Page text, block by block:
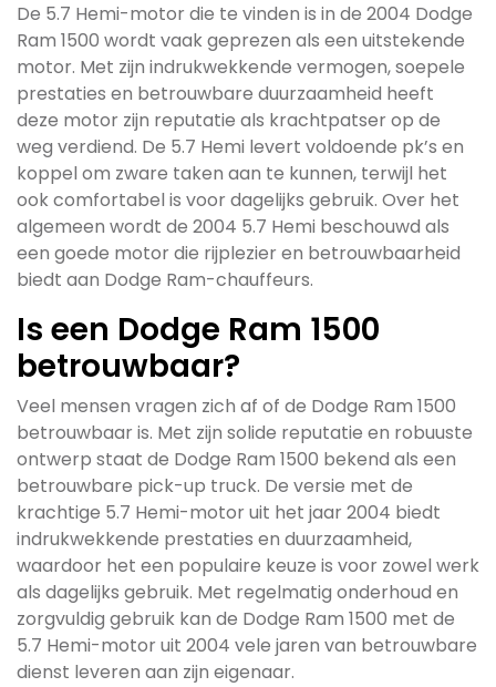
De 5.7 Hemi-motor die te vinden is in de 2004 Dodge
Ram 1500 wordt vaak geprezen als een uitstekende
motor. Met zijn indrukwekkende vermogen, soepele
prestaties en betrouwbare duurzaamheid heeft
deze motor zijn reputatie als krachtpatser op de
weg verdiend. De 5.7 Hemi levert voldoende pk’s en
koppel om zware taken aan te kunnen, terwijl het
ook comfortabel is voor dagelijks gebruik. Over het
algemeen wordt de 2004 5.7 Hemi beschouwd als
een goede motor die rijplezier en betrouwbaarheid
biedt aan Dodge Ram-chauffeurs.
Is een Dodge Ram 1500
betrouwbaar?
Veel mensen vragen zich af of de Dodge Ram 1500
betrouwbaar is. Met zijn solide reputatie en robuuste
ontwerp staat de Dodge Ram 1500 bekend als een
betrouwbare pick-up truck. De versie met de
krachtige 5.7 Hemi-motor uit het jaar 2004 biedt
indrukwekkende prestaties en duurzaamheid,
waardoor het een populaire keuze is voor zowel werk
als dagelijks gebruik. Met regelmatig onderhoud en
zorgvuldig gebruik kan de Dodge Ram 1500 met de
5.7 Hemi-motor uit 2004 vele jaren van betrouwbare
dienst leveren aan zijn eigenaar.